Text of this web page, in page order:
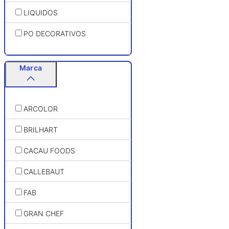
LIQUIDOS
PO DECORATIVOS
Marca
ARCOLOR
BRILHART
CACAU FOODS
CALLEBAUT
FAB
GRAN CHEF